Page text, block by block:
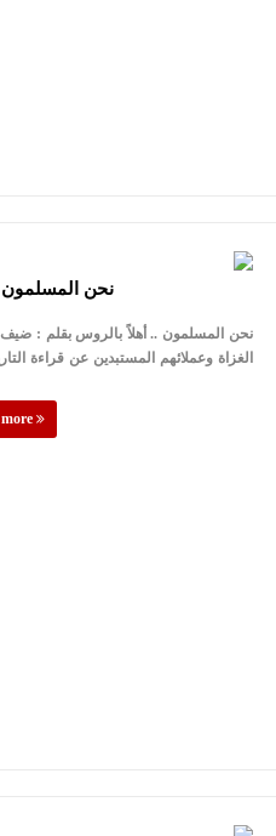
نحن المسلمون
نحن المسلمون .. أهلاً بالروس بقلم : ضيف
الغزاة وعملائهم المستبدين عن قراءة